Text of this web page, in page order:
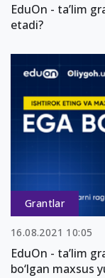
EduOn - ta’lim
etadi?
Grantlar
16.08.2021 10:05
EduOn - ta’lim
bo‘lgan maxsus